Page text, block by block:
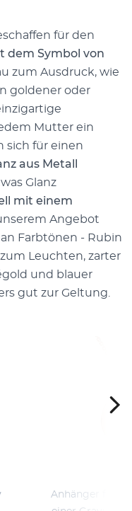
für den
dem Symbol von
zum Ausdruck, wie
goldener oder
Mutter ein
sich für einen
aus Metall
Glanz
mit einem
Angebot
Farbtönen - Rubin
Leuchten, zarter
und blauer
gut zur Geltung.
Anhänger für